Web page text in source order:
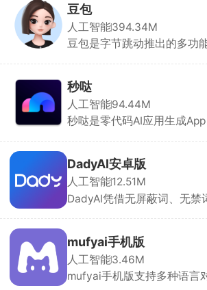
角色都拥有独特的外貌、性
格，能根据设定与对话内容
设的回应，代入感极强。聊
字、语音输入，也可直接选
豆包
人工智能394.34M
豆包是字节跳动推出的多功
解用户问题，提供直击重点
持语音输入与输出，提供多
择，甚至支持方言对话，拟
高，交流自然流畅。回答后
秒哒
人工智能94.44M
秒哒是零代码AI应用生成App
览、改界面、打包发布。社
别人做好的应用能直接玩，
把想法变成真应用。
DadyAI安卓版
人工智能12.51M
DadyAI凭借无屏蔽词、无禁
代、奇幻、病娇、治愈等多
通过搜索或分类快速找到心
了现有角色，你还能根据喜
格、身份、声音自定义创建
mufyai手机版
人工智能3.46M
mufyai手机版支持多种语言